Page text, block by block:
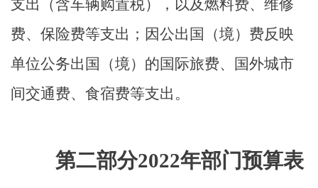
支出（含车辆购置税），以及燃料费、维修
费、保险费等支出；因公出国（境）费反映
单位公务出国（境）的国际旅费、国外城市
间交通费、食宿费等支出。
第二部分2022年部门预算表